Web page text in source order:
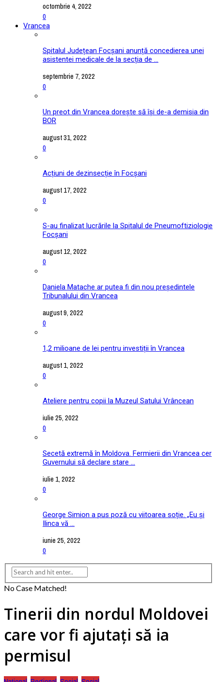
octombrie 4, 2022
0
Vrancea
Spitalul Județean Focșani anunță concedierea unei
asistentei medicale de la secția de ...
septembrie 7, 2022
0
Un preot din Vrancea dorește să își de-a demisia din
BOR
august 31, 2022
0
Acțiuni de dezinsecție în Focșani
august 17, 2022
0
S-au finalizat lucrările la Spitalul de Pneumoftiziologie
Focșani
august 12, 2022
0
Daniela Matache ar putea fi din nou președintele
Tribunalului din Vrancea
august 9, 2022
0
1,2 milioane de lei pentru investiții în Vrancea
august 1, 2022
0
Ateliere pentru copii la Muzeul Satului Vrâncean
iulie 25, 2022
0
Secetă extremă în Moldova. Fermierii din Vrancea cer
Guvernului să declare stare ...
iulie 1, 2022
0
George Simion a pus poză cu viitoarea soție. „Eu și
Ilinca vă ...
iunie 25, 2022
0
No Case Matched!
Tinerii din nordul Moldovei
care vor fi ajutați să ia
permisul